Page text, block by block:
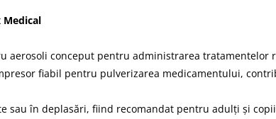
Medical
aerosoli conceput pentru administrarea
fiabil pentru pulverizarea medicamentului,
în deplasări, fiind recomandat pentru adulți și